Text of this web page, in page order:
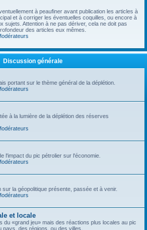
à peaufiner avant publication les articles à
et à corriger les éventuelles coquilles, ou encore à
sujets. Attention à ne pas dériver, cela ne doit pas
des articles eux mêmes.
Discussion générale
portant sur le thème général de la déplétion.
à la lumière de la déplétion des réserves
l'impact du pic pétrolier sur l'économie.
sur la géopolitique présente, passée et à venir.
et locale
du «grand jeu» mais des réactions plus locales au pic
pays, des régions, ou des villes.